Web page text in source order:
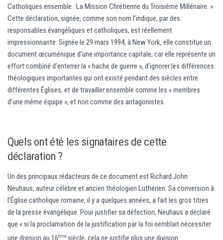
Catholiques ensemble : La Mission Chrétienne du Troisième Millénaire. »
Cette déclaration, signée, comme son nom l’indique, par des
responsables évangéliques et catholiques, est réellement
impressionnante. Signée le 29 mars 1994, à New York, elle constitue un
document œcuménique d’une importance capitale, car elle représente un
effort combiné d’enterrer la « hache de guerre », d’ignorer les différences
théologiques importantes qui ont existé pendant des siècles entre
différentes Églises, et de travailler ensemble comme les « membres
d’une même équipe », et non comme des antagonistes.
Quels ont été les signataires de cette
déclaration ?
Un des principaux rédacteurs de ce document est Richard John
Neuhaus, auteur célèbre et ancien théologien Luthérien. Sa conversion à
l’Église catholique romaine, il y a quelques années, a fait les gros titres
de la presse évangélique. Pour justifier sa défection, Neuhaus a déclaré
que « si la proclamation de la justification par la foi semblait nécessiter
une division au 16èmesiècle, cela ne justifie plus une division